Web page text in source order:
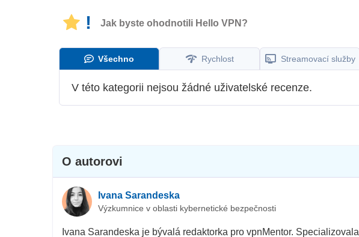
! Jak byste ohodnotili Hello VPN?
Všechno Rychlost Streamovací služby
V této kategorii nejsou žádné uživatelské recenze.
O autorovi
Ivana Sarandeska
Výzkumnice v oblasti kybernetické bezpečnosti
Ivana Sarandeska je bývalá redaktorka pro vpnMentor.